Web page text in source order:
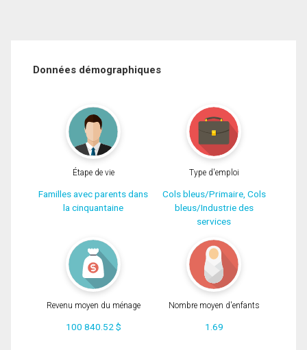
Données démographiques
Étape de vie
Familles avec parents dans
la cinquantaine
Type d'emploi
Cols bleus/Primaire, Cols
bleus/Industrie des
services
Revenu moyen du ménage
100 840.52 $
Nombre moyen d'enfants
1.69